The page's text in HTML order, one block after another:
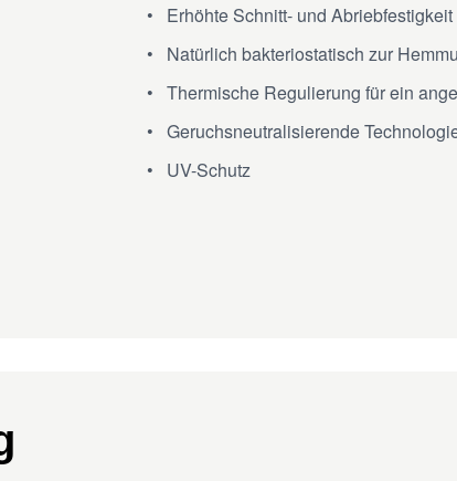
Erhöhte Schnitt- und Abriebfestigkeit
Natürlich bakteriostatisch zur
Thermische Regulierung für ein
Geruchsneutralisierende
UV-Schutz